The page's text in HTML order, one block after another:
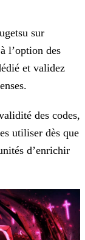
sur
l’option des
et validez
des codes,
utiliser dès que
d’enrichir